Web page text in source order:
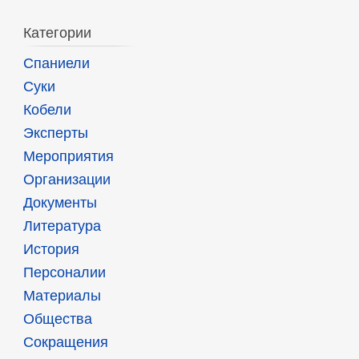
Категории
Спаниели
Суки
Кобели
Эксперты
Мероприятия
Организации
Документы
Литература
История
Персоналии
Материалы
Общества
Сокращения